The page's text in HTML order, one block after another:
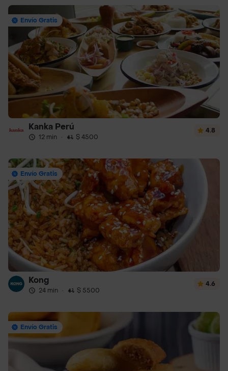
Envío Gratis
Kanka Perú
12 min · $ 4500
4.8
Envío Gratis
Kong
24 min · $ 5500
4.6
Envío Gratis